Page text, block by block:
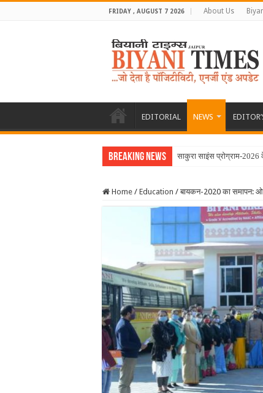
FRIDAY , AUGUST 7 2026 About Us
EDITORIAL NEWS
Breaking News साकुरा साइंस प्रोग्राम-2026
Home / Education / बायकन-2020 का समापन: